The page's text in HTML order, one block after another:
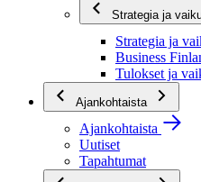
Strategia ja
Strategia ja
Business
Tulokset ja
Ajankohtaista
Ajankohtaista
Uutiset
Tapahtumat